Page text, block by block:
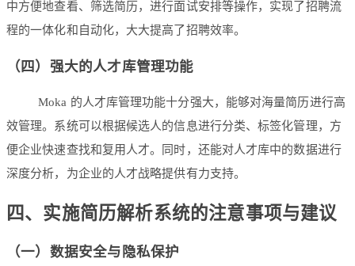
中方便地查看、筛选简历，进行面试安排等操作，实现了招聘流
程的一体化和自动化，大大提高了招聘效率。
（四）强大的人才库管理功能
Moka 的人才库管理功能十分强大，能够对海量简历进行高
效管理。系统可以根据候选人的信息进行分类、标签化管理，方
便企业快速查找和复用人才。同时，还能对人才库中的数据进行
深度分析，为企业的人才战略提供有力支持。
四、实施简历解析系统的注意事项与建议
（一）数据安全与隐私保护